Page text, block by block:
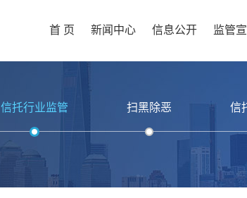
首 页 新闻中心 信息公开 监管
信托行业监管 扫黑除恶 信